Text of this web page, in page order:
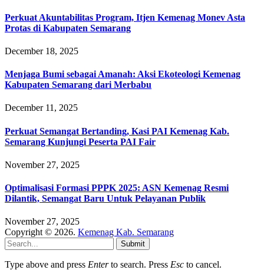
Perkuat Akuntabilitas Program, Itjen Kemenag Monev Asta
Protas di Kabupaten Semarang
December 18, 2025
Menjaga Bumi sebagai Amanah: Aksi Ekoteologi Kemenag
Kabupaten Semarang dari Merbabu
December 11, 2025
Perkuat Semangat Bertanding, Kasi PAI Kemenag Kab.
Semarang Kunjungi Peserta PAI Fair
November 27, 2025
Optimalisasi Formasi PPPK 2025: ASN Kemenag Resmi
Dilantik, Semangat Baru Untuk Pelayanan Publik
November 27, 2025
Copyright © 2026. Kemenag Kab. Semarang
Submit
Type above and press Enterto search. Press Esc to cancel.